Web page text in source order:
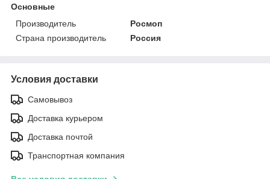
Основные
Производитель
Росмоп
Страна производитель
Россия
Условия доставки
Самовывоз
Доставка курьером
Доставка почтой
Транспортная компания